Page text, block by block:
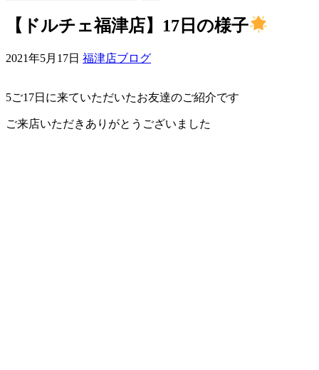
ル
（福
【ドルチェ福津店】17日の様子
2021年5月17日 福津店ブログ
5ご17日に来ていただいたお友達のご紹介です
ご来店いただきありがとうございました